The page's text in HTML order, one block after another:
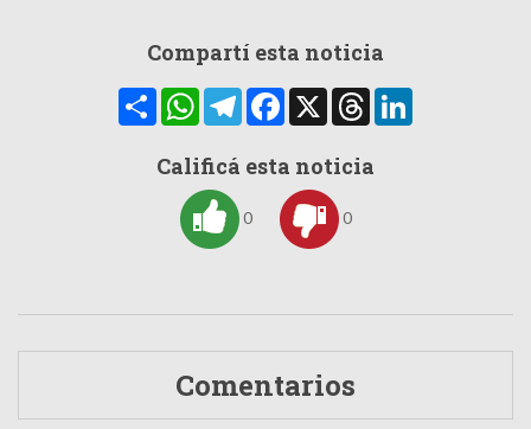
Compartí esta noticia
CompartirWhatsAppTelegramFacebook
X Threads
Calificá esta noticia
0 0
Comentarios